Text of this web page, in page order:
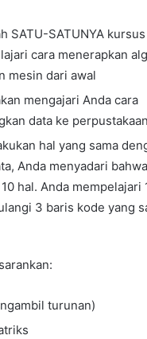
SATU-SATUNYA
cara menerapkan
mesin dari awal
mengajari Anda cara
data ke perpustakaan
hal yang sama
Anda menyadari
hal. Anda mempelajari
3 baris kode yang
turunan)